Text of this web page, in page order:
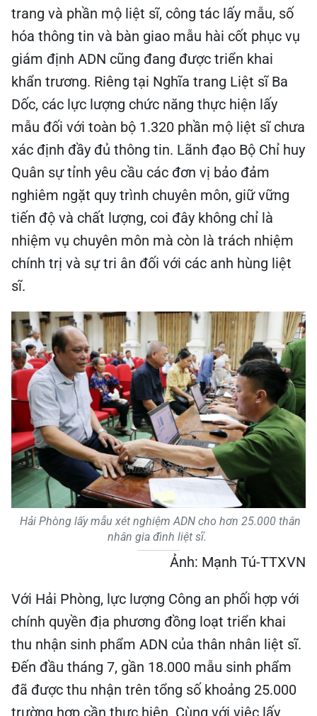
trang và phần mộ liệt sĩ, công tác lấy mẫu, số
hóa thông tin và bàn giao mẫu hài cốt phục vụ
giám định ADN cũng đang được triển khai
khẩn trương. Riêng tại Nghĩa trang Liệt sĩ Ba
Dốc, các lực lượng chức năng thực hiện lấy
mẫu đối với toàn bộ 1.320 phần mộ liệt sĩ chưa
xác định đầy đủ thông tin. Lãnh đạo Bộ Chỉ huy
Quân sự tỉnh yêu cầu các đơn vị bảo đảm
nghiêm ngặt quy trình chuyên môn, giữ vững
tiến độ và chất lượng, coi đây không chỉ là
nhiệm vụ chuyên môn mà còn là trách nhiệm
chính trị và sự tri ân đối với các anh hùng liệt
sĩ.
Hải Phòng lấy mẫu xét nghiệm ADN cho hơn 25.000 thân
nhân gia đình liệt sĩ.
Ảnh: Mạnh Tú-TTXVN
Với Hải Phòng, lực lượng Công an phối hợp với
chính quyền địa phương đồng loạt triển khai
thu nhận sinh phẩm ADN của thân nhân liệt sĩ.
Đến đầu tháng 7, gần 18.000 mẫu sinh phẩm
đã được thu nhận trên tổng số khoảng 25.000
trường hợp cần thực hiện. Cùng với việc lấy